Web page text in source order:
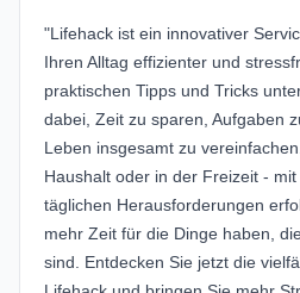
"Lifehack ist ein innovativer
Ihren Alltag effizienter und
praktischen Tipps und Tricks
dabei, Zeit zu sparen, Aufgaben
Leben insgesamt zu
Haushalt oder in der Freizeit -
täglichen Herausforderungen
mehr Zeit für die Dinge haben,
sind. Entdecken Sie jetzt die